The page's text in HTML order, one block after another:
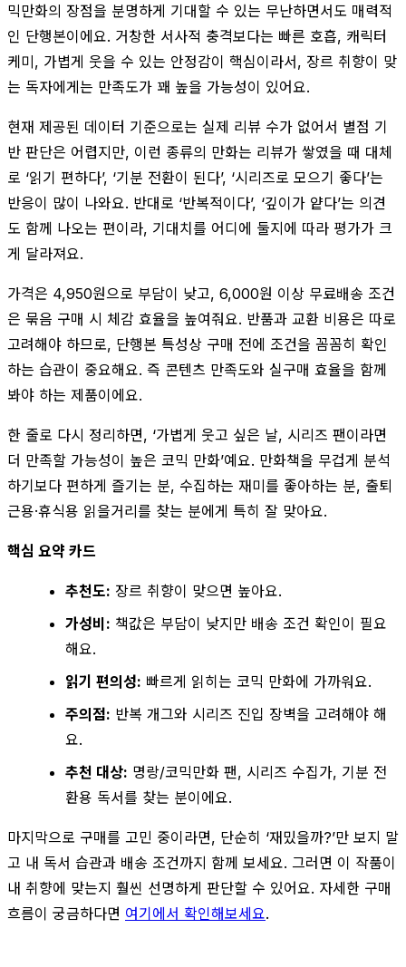
믹만화의 장점을 분명하게 기대할 수 있는 무난하면서도 매력적
인 단행본이에요. 거창한 서사적 충격보다는 빠른 호흡, 캐릭터
케미, 가볍게 웃을 수 있는 안정감이 핵심이라서, 장르 취향이 맞
는 독자에게는 만족도가 꽤 높을 가능성이 있어요.
현재 제공된 데이터 기준으로는 실제 리뷰 수가 없어서 별점 기
반 판단은 어렵지만, 이런 종류의 만화는 리뷰가 쌓였을 때 대체
로 ‘읽기 편하다’, ‘기분 전환이 된다’, ‘시리즈로 모으기 좋다’는
반응이 많이 나와요. 반대로 ‘반복적이다’, ‘깊이가 얕다’는 의견
도 함께 나오는 편이라, 기대치를 어디에 둘지에 따라 평가가 크
게 달라져요.
가격은 4,950원으로 부담이 낮고, 6,000원 이상 무료배송 조건
은 묶음 구매 시 체감 효율을 높여줘요. 반품과 교환 비용은 따로
고려해야 하므로, 단행본 특성상 구매 전에 조건을 꼼꼼히 확인
하는 습관이 중요해요. 즉 콘텐츠 만족도와 실구매 효율을 함께
봐야 하는 제품이에요.
한 줄로 다시 정리하면, ‘가볍게 웃고 싶은 날, 시리즈 팬이라면
더 만족할 가능성이 높은 코믹 만화’예요. 만화책을 무겁게 분석
하기보다 편하게 즐기는 분, 수집하는 재미를 좋아하는 분, 출퇴
근용·휴식용 읽을거리를 찾는 분에게 특히 잘 맞아요.
핵심 요약 카드
추천도: 장르 취향이 맞으면 높아요.
가성비: 책값은 부담이 낮지만 배송 조건 확인이 필요
해요.
읽기 편의성: 빠르게 읽히는 코믹 만화에 가까워요.
주의점: 반복 개그와 시리즈 진입 장벽을 고려해야 해
요.
추천 대상: 명랑/코믹만화 팬, 시리즈 수집가, 기분 전
환용 독서를 찾는 분이에요.
마지막으로 구매를 고민 중이라면, 단순히 ‘재밌을까?’만 보지 말
고 내 독서 습관과 배송 조건까지 함께 보세요. 그러면 이 작품이
내 취향에 맞는지 훨씬 선명하게 판단할 수 있어요. 자세한 구매
흐름이 궁금하다면 여기에서 확인해보세요.